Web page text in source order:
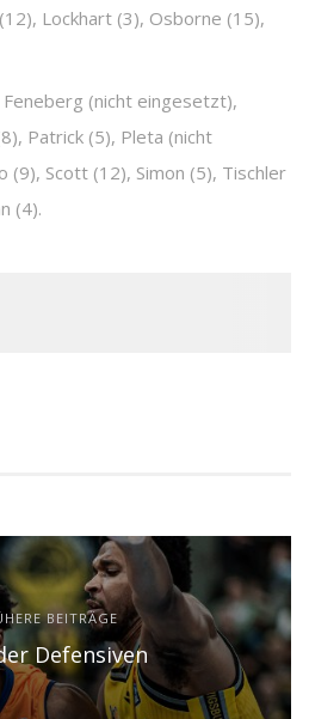
Lockhart (3), Osborne (15),
(nicht eingesetzt),
Patrick (5), Pleta (nicht
Scott (12), Simon (5), Tischler
(4).
BEITRÄGE
Defensiven